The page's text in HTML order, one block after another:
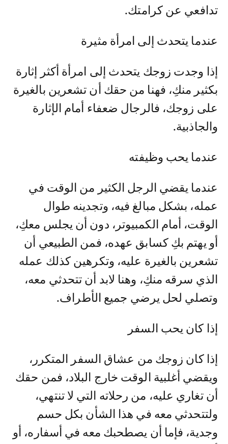
تدافعي عن كرامتك.
عندما يتحدث إلى امرأة مثيرة
إذا وجدت زوجك يتحدث إلى امرأة أكثر إثارة
بكثير منكِ، فهنا من حقك أن تشعرين بالغيرة
على زوجك، فالرجال ضعفاء أمام الإثارة
والجاذبية.
عندما يحب وظيفته
عندما يقضي الرجل الكثير من الوقت في
عمله، بشكل مبالغ فيه، وتجدينه طوال
الوقت، أمام الكمبيوتر، دون أن يجلس معكِ،
أو يهتم بكِ كسابق عهده، فمن الطبيعي أن
تشعرين بالغيرة عليه، وتكرهين كذلك عمله
الذي سرقه منكِ، وهنا لابد أن تتحدثي معه،
وتصلي لحل يرضي جميع الأطراف.
إذا كان يحب السفر
إذا كان زوجك من عشاق السفر المتكرر،
ويقضي أغلبية الوقت خارج البلاد، فمن حقك
أن تغاري عليه، من رحلاته التي لا تنتهي،
ولتتحدثي معه في هذا الشأن بكل حسم
وجدية، فإما أن يصطحبك معه في أسفاره، أو